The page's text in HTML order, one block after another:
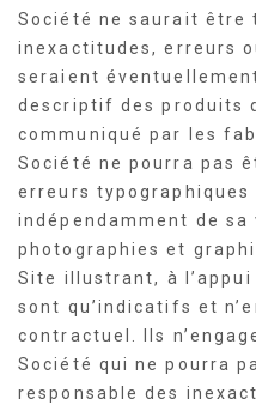
Société ne saurait être
inexactitudes, erreurs
seraient
descriptif des produits
communiqué par les
Société ne pourra pas
erreurs
indépendamment de sa
photographies et
Site illustrant, à
sont qu’indicatifs et
contractuel. Ils
Société qui ne pourra
responsable des